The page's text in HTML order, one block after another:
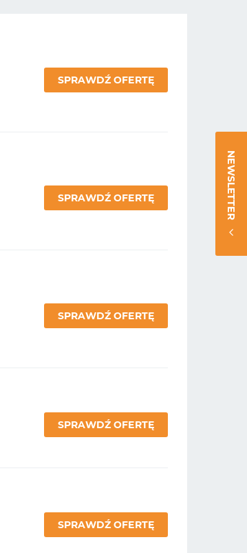
SPRAWDŹ OFERTĘ
SPRAWDŹ OFERTĘ
SPRAWDŹ OFERTĘ
SPRAWDŹ OFERTĘ
SPRAWDŹ OFERTĘ
NEWSLETTER